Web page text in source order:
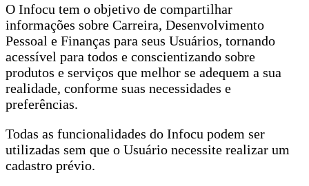
O Infocu tem o objetivo de compartilhar
informações sobre Carreira, Desenvolvimento
Pessoal e Finanças para seus Usuários, tornando
acessível para todos e conscientizando sobre
produtos e serviços que melhor se adequem a sua
realidade, conforme suas necessidades e
preferências.
Todas as funcionalidades do Infocu podem ser
utilizadas sem que o Usuário necessite realizar um
cadastro prévio.